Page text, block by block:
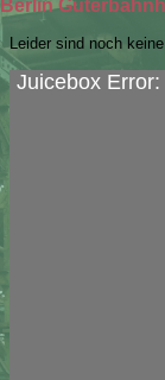
Berlin
Leider sind noch
Juicebox